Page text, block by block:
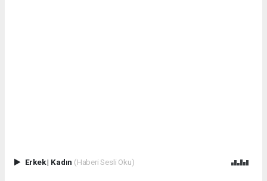
Erkek| Kadın (Haberi Sesli Oku)